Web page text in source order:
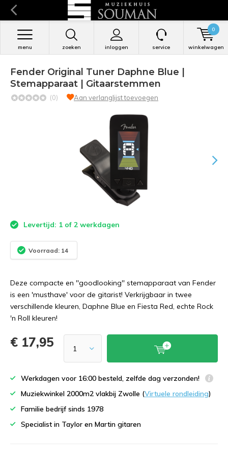
zoeken inloggen
menu service winkelwagen
0
Fender Original Tuner Daphne Blue |
Stemapparaat | Gitaarstemmen
(0) Aan verlanglijst toevoegen
Levertijd: 1 of 2 werkdagen
Voorraad: 14
Deze compacte en ''goodlooking'' stemapparaat van Fender
is een 'musthave' voor de gitarist! Verkrijgbaar in twee
verschillende kleuren, Daphne Blue en Fiesta Red, echte Rock
'n Roll kleuren!
€ 17,95
Werkdagen voor 16:00 besteld, zelfde dag verzonden!
Muziekwinkel 2000m2 vlakbij Zwolle (Virtuele rondleiding)
Familie bedrijf sinds 1978
Specialist in Taylor en Martin gitaren